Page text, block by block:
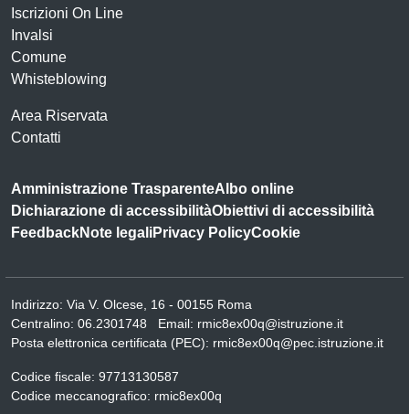
Iscrizioni On Line
Invalsi
Comune
Whisteblowing
Area Riservata
Contatti
Amministrazione TrasparenteAlbo online
Dichiarazione di accessibilitàObiettivi di accessibilità
FeedbackNote legaliPrivacy PolicyCookie
Indirizzo: Via V. Olcese, 16 - 00155 Roma
Centralino: 06.2301748 Email: rmic8ex00q@istruzione.it
Posta elettronica certificata (PEC): rmic8ex00q@pec.istruzione.it
Codice fiscale: 97713130587
Codice meccanografico: rmic8ex00q